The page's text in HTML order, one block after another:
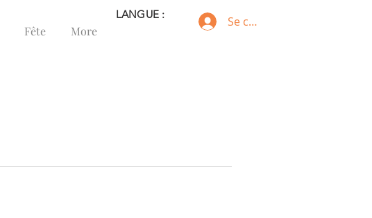
Fête More
LANGUE : Se connecter